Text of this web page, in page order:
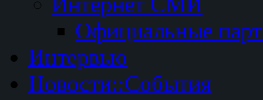
Официальные
Интервью
Новости::События